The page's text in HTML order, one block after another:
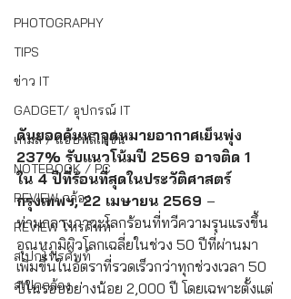
PHOTOGRAPHY
TIPS
ข่าว IT
GADGET/ อุปกรณ์ IT
เกมส์ / แอปพลิเคชั่น
NOTEBOOK / PC
REVIEW กล้อง
REVIEW โทรศัพท์
สเปกโทรศัพท์
สเปคกล้อง
ดันยอดค้นหาจุดหมายอากาศเย็นพุ่ง
237% รับแนวโน้มปี 2569 อาจติด 1
ใน 4 ปีที่ร้อนที่สุดในประวัติศาสตร์
กรุงเทพฯ, 22 เมษายน 2569 –
ท่ามกลางภาวะโลกร้อนที่ทวีความรุนแรงขึ้น
อุณหภูมิผิวโลกเฉลี่ยในช่วง 50 ปีที่ผ่านมา
เพิ่มขึ้นในอัตราที่รวดเร็วกว่าทุกช่วงเวลา 50
ปีในรอบอย่างน้อย 2,000 ปี โดยเฉพาะตั้งแต่